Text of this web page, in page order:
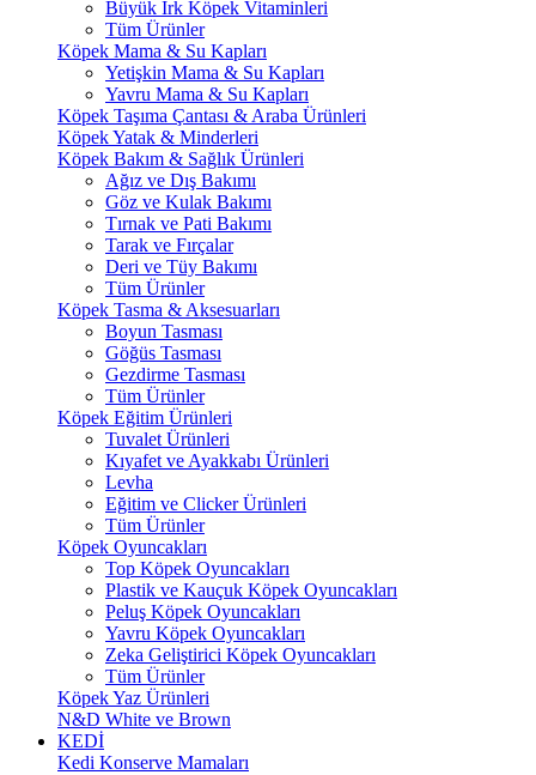
Büyük Irk Köpek Vitaminleri
Tüm Ürünler
Köpek Mama & Su Kapları
Yetişkin Mama & Su Kapları
Yavru Mama & Su Kapları
Köpek Taşıma Çantası & Araba Ürünleri
Köpek Yatak & Minderleri
Köpek Bakım & Sağlık Ürünleri
Ağız ve Dış Bakımı
Göz ve Kulak Bakımı
Tırnak ve Pati Bakımı
Tarak ve Fırçalar
Deri ve Tüy Bakımı
Tüm Ürünler
Köpek Tasma & Aksesuarları
Boyun Tasması
Göğüs Tasması
Gezdirme Tasması
Tüm Ürünler
Köpek Eğitim Ürünleri
Tuvalet Ürünleri
Kıyafet ve Ayakkabı Ürünleri
Levha
Eğitim ve Clicker Ürünleri
Tüm Ürünler
Köpek Oyuncakları
Top Köpek Oyuncakları
Plastik ve Kauçuk Köpek Oyuncakları
Peluş Köpek Oyuncakları
Yavru Köpek Oyuncakları
Zeka Geliştirici Köpek Oyuncakları
Tüm Ürünler
Köpek Yaz Ürünleri
N&D White ve Brown
KEDİ
Kedi Konserve Mamaları